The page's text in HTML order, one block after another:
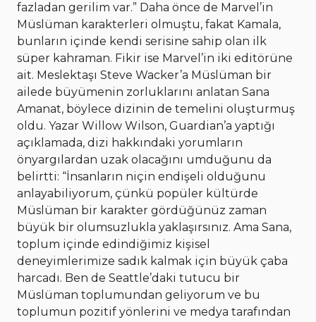
fazladan gerilim var.” Daha önce de Marvel’in
Müslüman karakterleri olmuştu, fakat Kamala,
bunların içinde kendi serisine sahip olan ilk
süper kahraman. Fikir ise Marvel’in iki editörüne
ait. Meslektaşı Steve Wacker’a Müslüman bir
ailede büyümenin zorluklarını anlatan Sana
Amanat, böylece dizinin de temelini oluşturmuş
oldu. Yazar Willow Wilson, Guardian’a yaptığı
açıklamada, dizi hakkındaki yorumların
önyargılardan uzak olacağını umduğunu da
belirtti: “İnsanların niçin endişeli olduğunu
anlayabiliyorum, çünkü popüler kültürde
Müslüman bir karakter gördüğünüz zaman
büyük bir olumsuzlukla yaklaşırsınız. Ama Sana,
toplum içinde edindiğimiz kişisel
deneyimlerimize sadık kalmak için büyük çaba
harcadı. Ben de Seattle’daki tutucu bir
Müslüman toplumundan geliyorum ve bu
toplumun pozitif yönlerini ve medya tarafından